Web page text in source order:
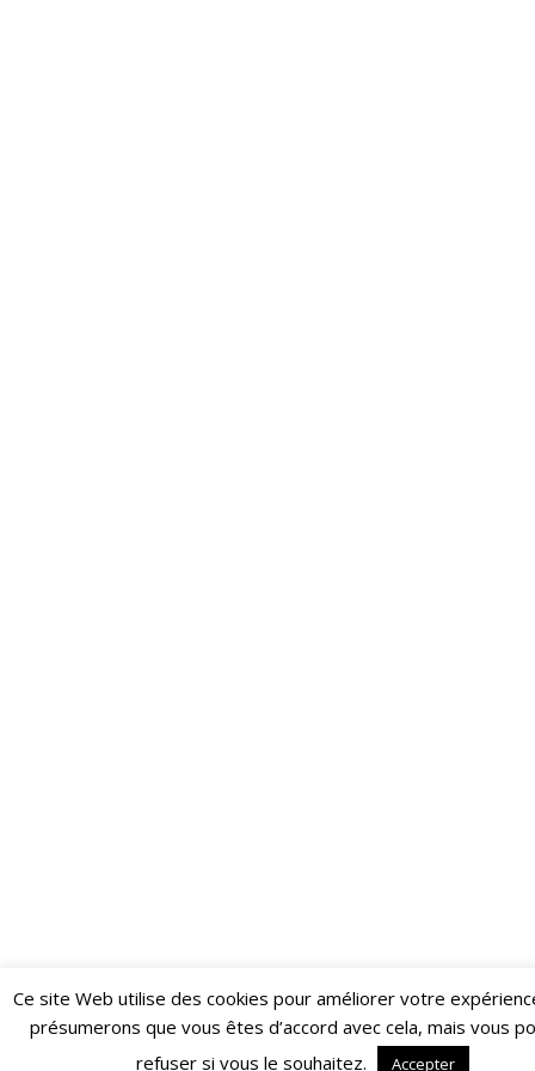
Restez informé·e des dernières actualités du Poing !
ABONNEZ-VOUS À LA NEWSLETTER
Ce site Web utilise des cookies pour améliorer votre
présumerons que vous êtes d’accord avec cela, mais vous
refuser si vous le souhaitez.
Accepter